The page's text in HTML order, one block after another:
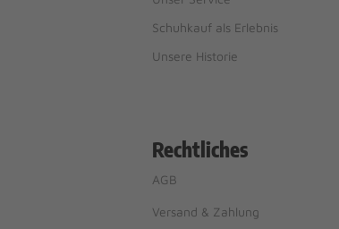
Schuhkauf als Erlebnis
Unsere Historie
Rechtliches
AGB
Versand & Zahlung